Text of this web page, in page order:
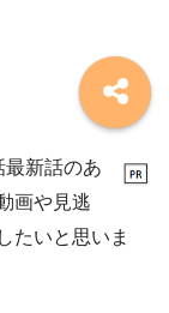
新話のあ
画や見逃
たいと思いま